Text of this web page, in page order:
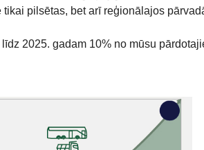
pilsētas, bet arī reģionālajos
2025. gadam 10% no mūsu